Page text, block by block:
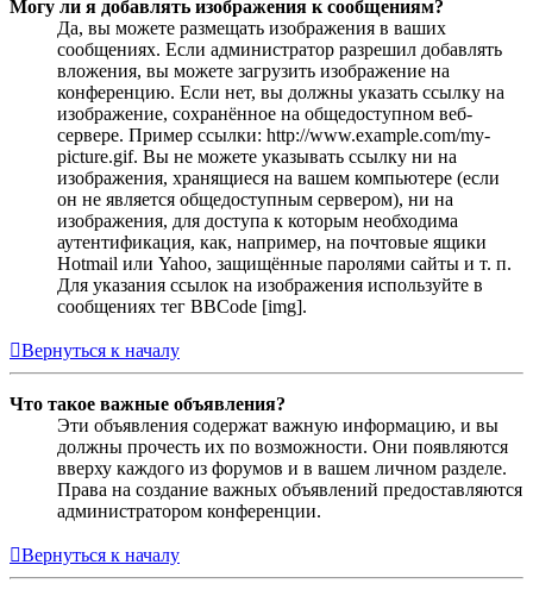
Могу ли я добавлять изображения к сообщениям?
Да, вы можете размещать изображения в ваших
сообщениях. Если администратор разрешил добавлять
вложения, вы можете загрузить изображение на
конференцию. Если нет, вы должны указать ссылку на
изображение, сохранённое на общедоступном веб-
сервере. Пример ссылки: http://www.example.com/my-
picture.gif. Вы не можете указывать ссылку ни на
изображения, хранящиеся на вашем компьютере (если
он не является общедоступным сервером), ни на
изображения, для доступа к которым необходима
аутентификация, как, например, на почтовые ящики
Hotmail или Yahoo, защищённые паролями сайты и т. п.
Для указания ссылок на изображения используйте в
сообщениях тег BBCode [img].
Вернуться к началу
Что такое важные объявления?
Эти объявления содержат важную информацию, и вы
должны прочесть их по возможности. Они появляются
вверху каждого из форумов и в вашем личном разделе.
Права на создание важных объявлений предоставляются
администратором конференции.
Вернуться к началу